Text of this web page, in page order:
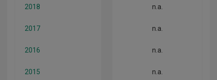
2018 n.a.
2017 n.a.
2016 n.a.
2015 n.a.